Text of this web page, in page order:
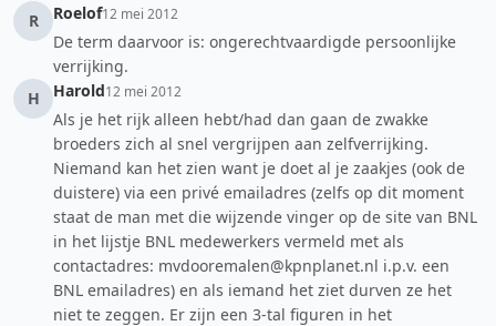
R
Roelof12 mei 2012
De term daarvoor is: ongerechtvaardigde persoonlijke
verrijking.
H
Harold12 mei 2012
Als je het rijk alleen hebt/had dan gaan de zwakke
broeders zich al snel vergrijpen aan zelfverrijking.
Niemand kan het zien want je doet al je zaakjes (ook de
duistere) via een privé emailadres (zelfs op dit moment
staat de man met die wijzende vinger op de site van BNL
in het lijstje BNL medewerkers vermeld met als
contactadres: mvdooremalen@kpnplanet.nl i.p.v. een
BNL emailadres) en als iemand het ziet durven ze het
niet te zeggen. Er zijn een 3-tal figuren in het